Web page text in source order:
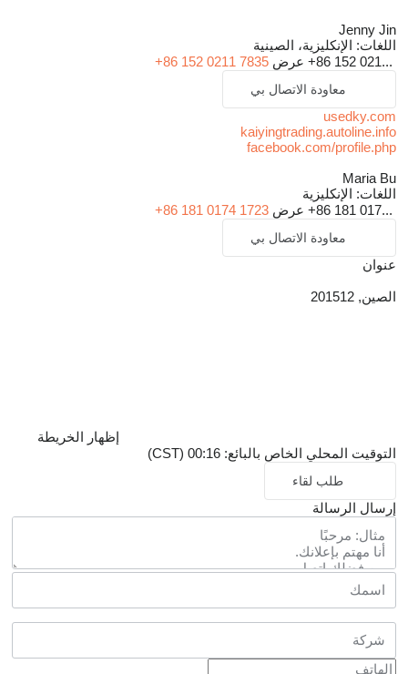
Jenny Jin
اللغات: الإنكليزية، الصينية
+86 152 021... عرض +86 152 0211 7835
معاودة الاتصال بي
usedky.com
kaiyingtrading.autoline.info
facebook.com/profile.php
Maria Bu
اللغات: الإنكليزية
+86 181 017... عرض +86 181 0174 1723
معاودة الاتصال بي
عنوان
الصين, 201512
إظهار الخريطة
التوقيت المحلي الخاص بالبائع: 00:16 (CST)
طلب لقاء
إرسال الرسالة